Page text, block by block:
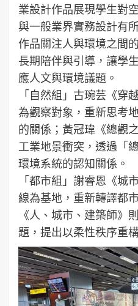
業設計作品展現學生對
與一般業界實務設計有
作品關注人與環境之間
長期陪伴與引導，讓學
應人文與環境議題。
「自然組」古琬芸《穿
為觀察對象，重新思考
的關係；黃冠瑋《總觀
工業地景衝突，透過「
環境系統的認知關係。
「都市組」謝睿恩《城
線為基地，重新轉譯都
《人、城市、建築師》
題，提出以柔性秩序重